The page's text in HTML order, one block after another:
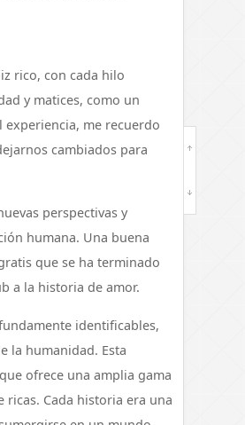
rico, con cada hilo
y matices, como un
me recuerdo
cambiados para
perspectivas y
humana. Una buena
que se ha terminado
a la historia de amor.
identificables,
la humanidad. Esta
ofrece una amplia gama
ricas. Cada historia era una